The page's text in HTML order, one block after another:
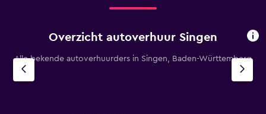
Overzicht autoverhuur Singen
Alle bekende autoverhuurders in Singen, Baden-Württemberg